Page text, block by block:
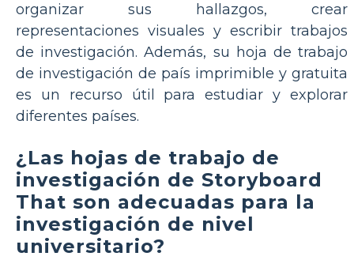
organizar sus hallazgos, crear
representaciones visuales y escribir trabajos
de investigación. Además, su hoja de trabajo
de investigación de país imprimible y gratuita
es un recurso útil para estudiar y explorar
diferentes países.
¿Las hojas de trabajo de
investigación de Storyboard
That son adecuadas para la
investigación de nivel
universitario?